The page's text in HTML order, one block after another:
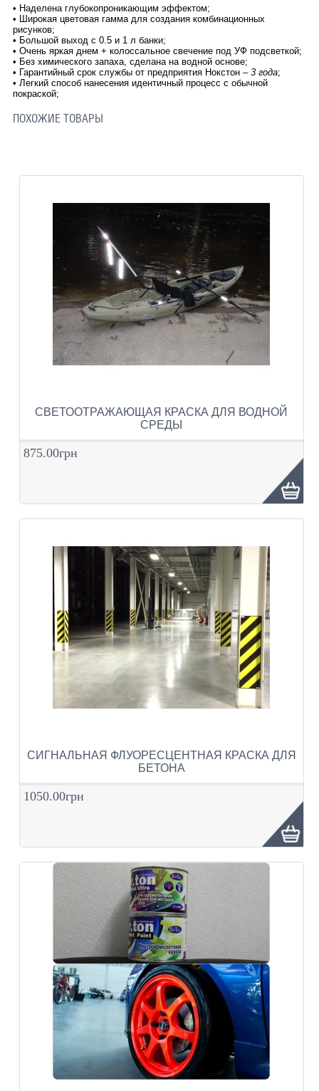
• Наделена глубокопроникающим эффектом;
•
Широкая цветовая гамма для создания комбинационных
рисунков;
• Большой выход с 0.5 и 1 л банки;
• Очень яркая днем + колоссальное свечение под УФ подсветкой;
• Без химического запаха, сделана на водной основе;
• Гарантийный срок службы от предприятия Нокстон – 3 года;
• Легкий способ нанесения идентичный процесс с обычной
покраской;
ПОХОЖИЕ ТОВАРЫ
СВЕТООТРАЖАЮЩАЯ КРАСКА ДЛЯ ВОДНОЙ
СРЕДЫ
875.00грн
СИГНАЛЬНАЯ ФЛУОРЕСЦЕНТНАЯ КРАСКА ДЛЯ
БЕТОНА
1050.00грн